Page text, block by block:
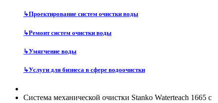
↳Проектирование систем очистки воды
↳Ремонт систем очистки воды
↳Умягчение воды
↳Услуги для бизнеса в сфере водоочистки
Система механической очистки Stanko Waterteach 1665 с